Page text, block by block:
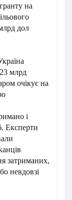
на
дол
млрд
очікує на
і
Експерти
затриманих,
невдовзі